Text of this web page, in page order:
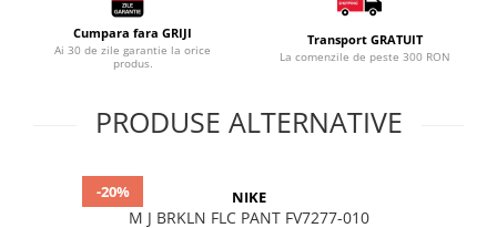
Cumpara fara GRIJI
Ai 30 de zile garantie la orice
produs.
Transport GRATUIT
La comenzile de peste 300 RON
PRODUSE ALTERNATIVE
-20% NIKE
M J BRKLN FLC PANT FV7277-010